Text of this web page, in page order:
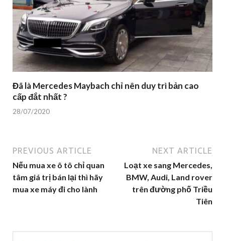
Đã là Mercedes Maybach chỉ nên duy trì bản cao
cấp đắt nhất ?
28/07/2020
PREVIOUS ARTICLE
Nếu mua xe ô tô chỉ quan
tâm giá trị bán lại thì hãy
mua xe máy đi cho lành
NEXT ARTICLE
Loạt xe sang Mercedes,
BMW, Audi, Land rover
trên đường phố Triều
Tiên